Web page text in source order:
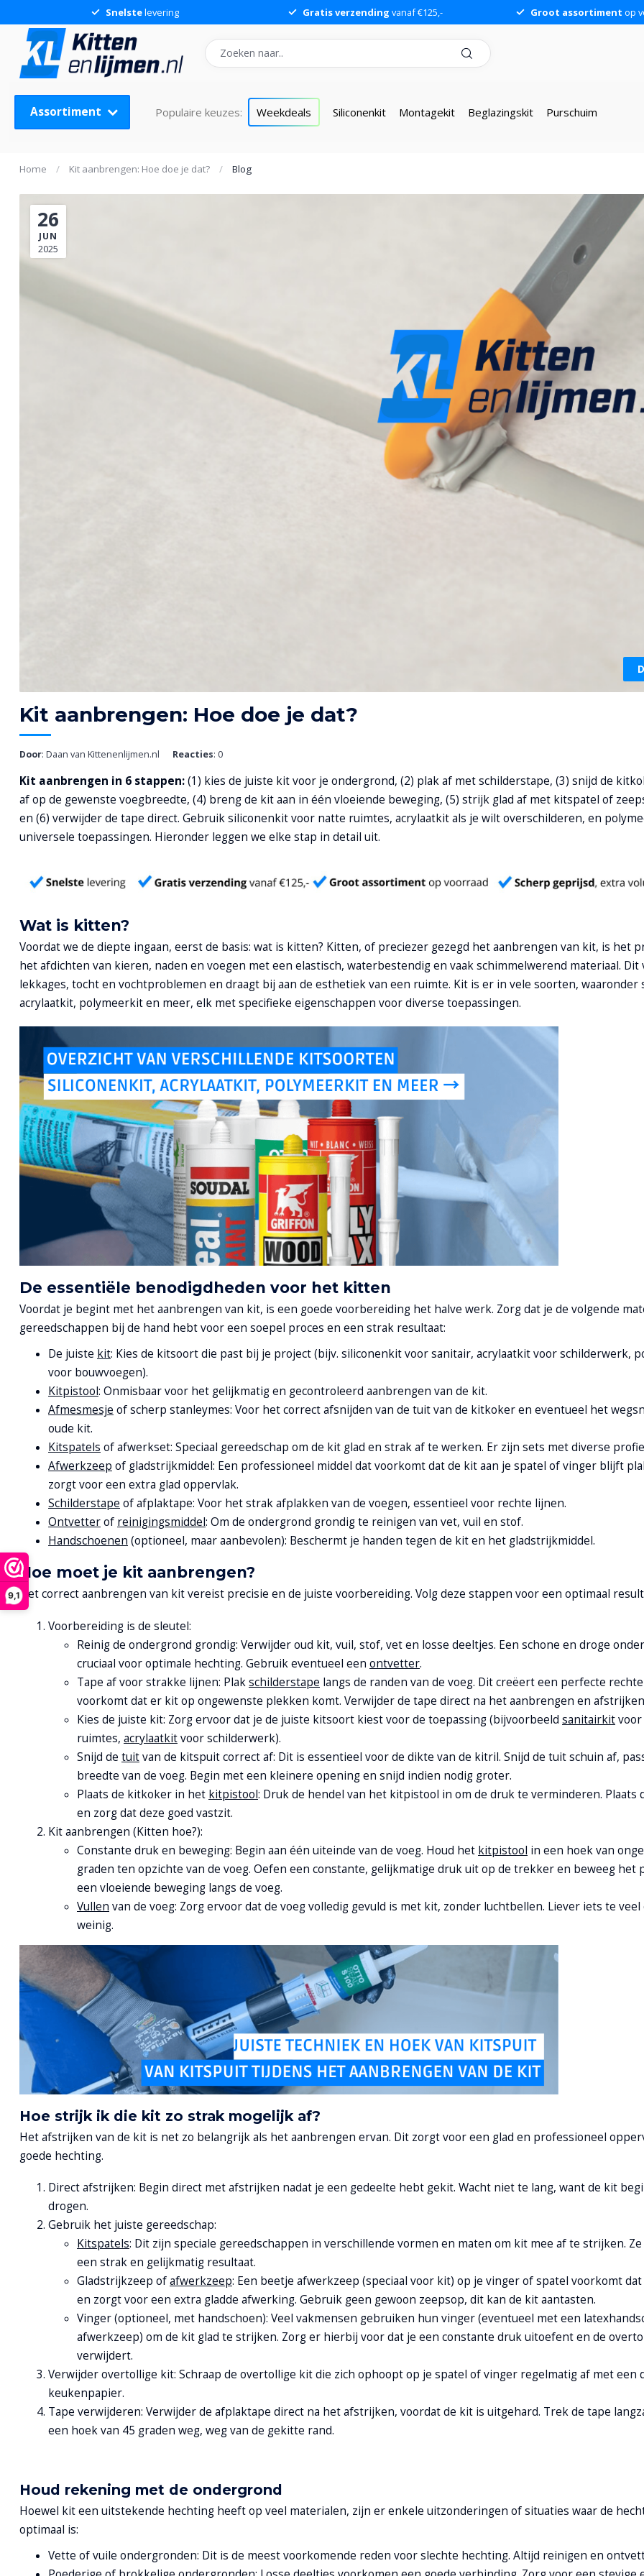
9,1
Snelstelevering Gratis verzending vanaf €125,- Groot assortiment op
Assortiment Populaire keuzes: Weekdeals Siliconenkit Montagekit Beglazingskit Purschuim
Home / Kit aanbrengen: Hoe doe je dat? / Blog
26
JUN
2025
Kit aanbrengen: Hoe doe je dat?
Door: Daan van Kittenenlijmen.nl Reacties: 0
Kit aanbrengen in 6 stappen:(1) kies de juiste kit voor je ondergrond, (2) plak af met schilderstape, (3) snijd de
af op de gewenste voegbreedte, (4) breng de kit aan in één vloeiende beweging, (5) strijk glad af met kitspatel of
en (6) verwijder de tape direct. Gebruik siliconenkit voor natte ruimtes, acrylaatkit als je wilt overschilderen, en
universele toepassingen. Hieronder leggen we elke stap in detail uit.
Wat is kitten?
Voordat we de diepte ingaan, eerst de basis: wat is kitten? Kitten, of preciezer gezegd het aanbrengen van kit, is het
het afdichten van kieren, naden en voegen met een elastisch, waterbestendig en vaak schimmelwerend materiaal.
lekkages, tocht en vochtproblemen en draagt bij aan de esthetiek van een ruimte. Kit is er in vele soorten, waaronder
acrylaatkit, polymeerkit en meer, elk met specifieke eigenschappen voor diverse toepassingen.
De essentiële benodigdheden voor het kitten
Voordat je begint met het aanbrengen van kit, is een goede voorbereiding het halve werk. Zorg dat je de volgende
gereedschappen bij de hand hebt voor een soepel proces en een strak resultaat:
De juiste kit: Kies de kitsoort die past bij je project (bijv. siliconenkit voor sanitair, acrylaatkit voor schilderwerk,
voor bouwvoegen).
Kitpistool: Onmisbaar voor het gelijkmatig en gecontroleerd aanbrengen van de kit.
Afmesmesje of scherp stanleymes: Voor het correct afsnijden van de tuit van de kitkoker en eventueel het
oude kit.
Kitspatels of afwerkset: Speciaal gereedschap om de kit glad en strak af te werken. Er zijn sets met diverse
Afwerkzeep of gladstrijkmiddel: Een professioneel middel dat voorkomt dat de kit aan je spatel of vinger blijft
zorgt voor een extra glad oppervlak.
Schilderstape of afplaktape: Voor het strak afplakken van de voegen, essentieel voor rechte lijnen.
Ontvetterof reinigingsmiddel: Om de ondergrond grondig te reinigen van vet, vuil en stof.
Handschoenen (optioneel, maar aanbevolen): Beschermt je handen tegen de kit en het gladstrijkmiddel.
Hoe moet je kit aanbrengen?
Het correct aanbrengen van kit vereist precisie en de juiste voorbereiding. Volg deze stappen voor een optimaal
Voorbereiding is de sleutel:
Reinig de ondergrond grondig: Verwijder oud kit, vuil, stof, vet en losse deeltjes. Een schone en droge
cruciaal voor optimale hechting. Gebruik eventueel een ontvetter.
Tape af voor strakke lijnen: Plakschilderstape langs de randen van de voeg. Dit creëert een perfecte
voorkomt dat er kit op ongewenste plekken komt. Verwijder de tape direct na het aanbrengen en
Kies de juiste kit: Zorg ervoor dat je de juiste kitsoort kiest voor de toepassing (bijvoorbeeld sanitairkit
ruimtes, acrylaatkitvoor schilderwerk).
Snijd de tuitvan de kitspuit correct af: Dit is essentieel voor de dikte van de kitril. Snijd de tuit schuin af,
breedte van de voeg. Begin met een kleinere opening en snijd indien nodig groter.
Plaats de kitkoker in het kitpistool: Druk de hendel van het kitpistool in om de druk te verminderen. Plaats
en zorg dat deze goed vastzit.
Kit aanbrengen (Kitten hoe?):
Constante druk en beweging: Begin aan één uiteinde van de voeg. Houd het kitpistool in een hoek van
graden ten opzichte van de voeg. Oefen een constante, gelijkmatige druk uit op de trekker en beweeg het
een vloeiende beweging langs de voeg.
Vullen van de voeg: Zorg ervoor dat de voeg volledig gevuld is met kit, zonder luchtbellen. Liever iets te veel
weinig.
Hoe strijk ik die kit zo strak mogelijk af?
Het afstrijken van de kit is net zo belangrijk als het aanbrengen ervan. Dit zorgt voor een glad en professioneel
goede hechting.
Direct afstrijken: Begin direct met afstrijken nadat je een gedeelte hebt gekit. Wacht niet te lang, want de kit
drogen.
Gebruik het juiste gereedschap:
Kitspatels: Dit zijn speciale gereedschappen in verschillende vormen en maten om kit mee af te strijken.
een strak en gelijkmatig resultaat.
Gladstrijkzeep ofafwerkzeep: Een beetje afwerkzeep (speciaal voor kit) op je vinger of spatel voorkomt
en zorgt voor een extra gladde afwerking. Gebruik geen gewoon zeepsop, dit kan de kit aantasten.
Vinger (optioneel, met handschoen): Veel vakmensen gebruiken hun vinger (eventueel met een
afwerkzeep) om de kit glad te strijken. Zorg er hierbij voor dat je een constante druk uitoefent en de
verwijdert.
Verwijder overtollige kit: Schraap de overtollige kit die zich ophoopt op je spatel of vinger regelmatig af met een
keukenpapier.
Tape verwijderen: Verwijder de afplaktape direct na het afstrijken, voordat de kit is uitgehard. Trek de tape
een hoek van 45 graden weg, weg van de gekitte rand.
Houd rekening met de ondergrond
Hoewel kit een uitstekende hechting heeft op veel materialen, zijn er enkele uitzonderingen of situaties waar de
optimaal is:
Vette of vuile ondergronden: Dit is de meest voorkomende reden voor slechte hechting. Altijd reinigen en